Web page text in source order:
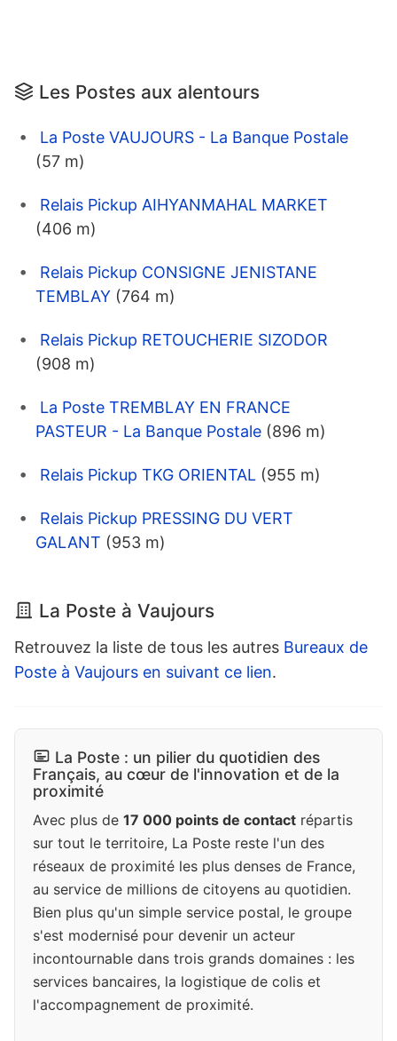
Les Postes aux alentours
La Poste VAUJOURS - La Banque Postale
(57 m)
Relais Pickup AIHYANMAHAL MARKET
(406 m)
Relais Pickup CONSIGNE JENISTANE
TEMBLAY (764 m)
Relais Pickup RETOUCHERIE SIZODOR
(908 m)
La Poste TREMBLAY EN FRANCE
PASTEUR - La Banque Postale (896 m)
Relais Pickup TKG ORIENTAL (955 m)
Relais Pickup PRESSING DU VERT
GALANT (953 m)
La Poste à Vaujours
Retrouvez la liste de tous les autres Bureaux de
Poste à Vaujours en suivant ce lien.
La Poste : un pilier du quotidien des
Français, au cœur de l'innovation et de la
proximité
Avec plus de 17 000 points de contact répartis
sur tout le territoire, La Poste reste l'un des
réseaux de proximité les plus denses de France,
au service de millions de citoyens au quotidien.
Bien plus qu'un simple service postal, le groupe
s'est modernisé pour devenir un acteur
incontournable dans trois grands domaines : les
services bancaires, la logistique de colis et
l'accompagnement de proximité.